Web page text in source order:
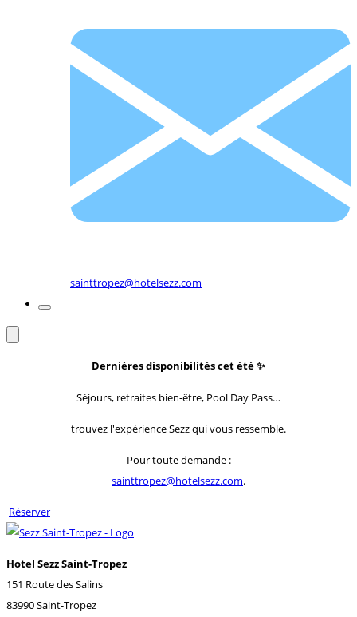
sainttropez@hotelsezz.com
Dernières disponibilités cet été ✨
Séjours, retraites bien-être, Pool Day Pass…
trouvez l'expérience Sezz qui vous ressemble.
Pour toute demande :
sainttropez@hotelsezz.com.
Réserver
Hotel Sezz Saint-Tropez
151 Route des Salins
83990 Saint-Tropez